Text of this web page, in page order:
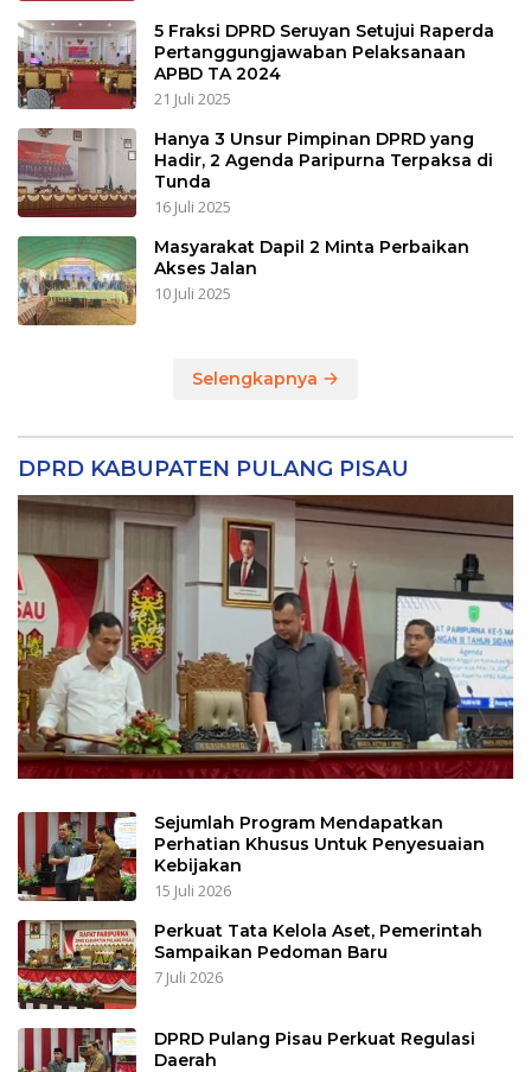
5 Fraksi DPRD Seruyan Setujui Raperda
Pertanggungjawaban Pelaksanaan
APBD TA 2024
21 Juli 2025
Hanya 3 Unsur Pimpinan DPRD yang
Hadir, 2 Agenda Paripurna Terpaksa di
Tunda
16 Juli 2025
Masyarakat Dapil 2 Minta Perbaikan
Akses Jalan
10 Juli 2025
Selengkapnya
DPRD KABUPATEN PULANG PISAU
Sejumlah Program Mendapatkan
Perhatian Khusus Untuk Penyesuaian
Kebijakan
15 Juli 2026
Perkuat Tata Kelola Aset, Pemerintah
Sampaikan Pedoman Baru
7 Juli 2026
DPRD Pulang Pisau Perkuat Regulasi
Daerah